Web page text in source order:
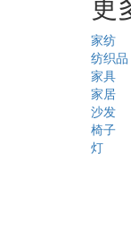
更
家纺
纺织品
家具
家居
沙发
椅子
灯